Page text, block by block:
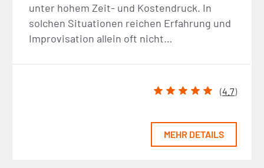
unter hohem Zeit- und Kostendruck. In
solchen Situationen reichen Erfahrung und
Improvisation allein oft nicht…
(4.7)
MEHR DETAILS